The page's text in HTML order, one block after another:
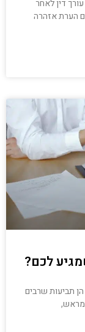
דין לאחר
הערת אזהרה
לכם?
הן תביעות שרבים
מראש,